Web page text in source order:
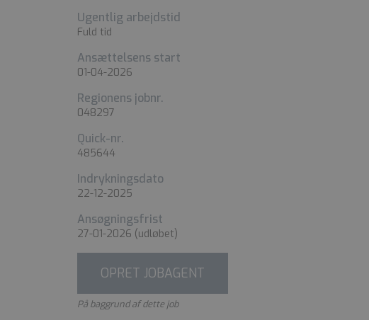
Ugentlig arbejdstid
Fuld tid
Ansættelsens start
01-04-2026
Regionens jobnr.
048297
Quick-nr.
485644
Indrykningsdato
22-12-2025
Ansøgningsfrist
27-01-2026 (udløbet)
OPRET JOBAGENT
På baggrund af dette job